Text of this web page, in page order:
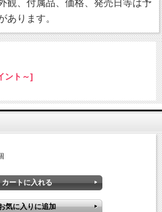
観、付属品、価格、発売日等は予
あります。
ント～]